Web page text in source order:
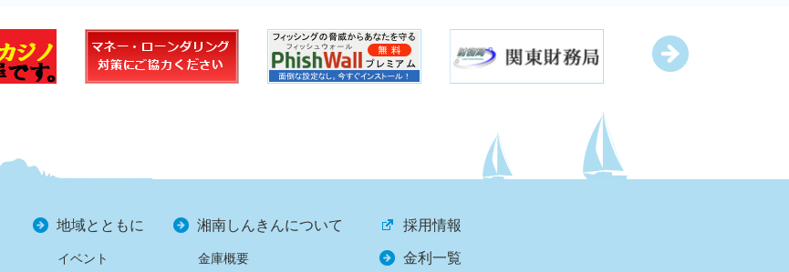
地域とともに
イベント
湘南しんきんについて
金庫概要
採用情報
金利一覧